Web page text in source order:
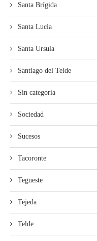
Santa Brígida
Santa Lucia
Santa Ursula
Santiago del Teide
Sin categoria
Sociedad
Sucesos
Tacoronte
Tegueste
Tejeda
Telde